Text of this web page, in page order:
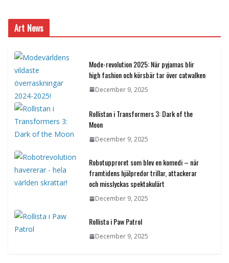
Art News
Mode-revolution 2025: När pyjamas blir
high fashion och körsbär tar över catwalken
December 9, 2025
Rollistan i Transformers 3: Dark of the
Moon
December 9, 2025
Robotupproret som blev en komedi – när
framtidens hjälpredor trillar, attackerar
och misslyckas spektakulärt
December 9, 2025
Rollista i Paw Patrol
December 9, 2025